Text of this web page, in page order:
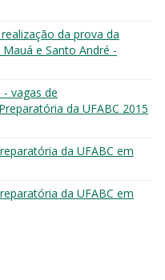
da prova da
e Santo André -
- vagas de
da UFABC 2015
da UFABC em
da UFABC em